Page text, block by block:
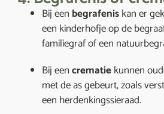
Bij een begrafeniskan er
een kinderhofje op de
familiegraf of een
Bij eencrematiekunnen
met de as gebeurt, zoals
een herdenkingssieraad.